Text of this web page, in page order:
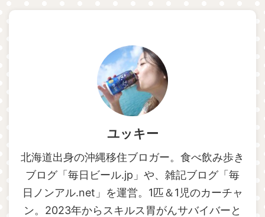
ユッキー
北海道出身の沖縄移住ブロガー。食べ飲み歩き
ブログ「毎日ビール.jp」や、雑記ブログ「毎
日ノンアル.net」を運営。1匹＆1児のカーチャ
ン。2023年からスキルス胃がんサバイバーと